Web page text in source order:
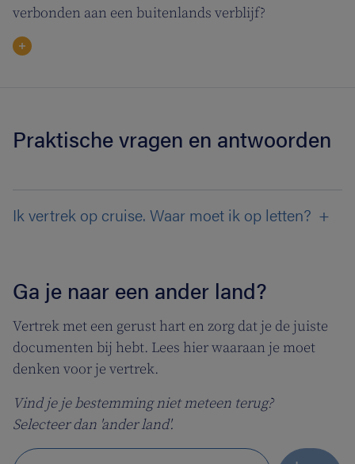
verbonden aan een buitenlands verblijf?
Praktische vragen en antwoorden
Ik vertrek op cruise. Waar moet ik op letten?
Ga je naar een ander land?
Vertrek met een gerust hart en zorg dat je de juiste
documenten bij hebt. Lees hier waaraan je moet
denken voor je vertrek.
Vind je je bestemming niet meteen terug?
Selecteer dan 'ander land'.